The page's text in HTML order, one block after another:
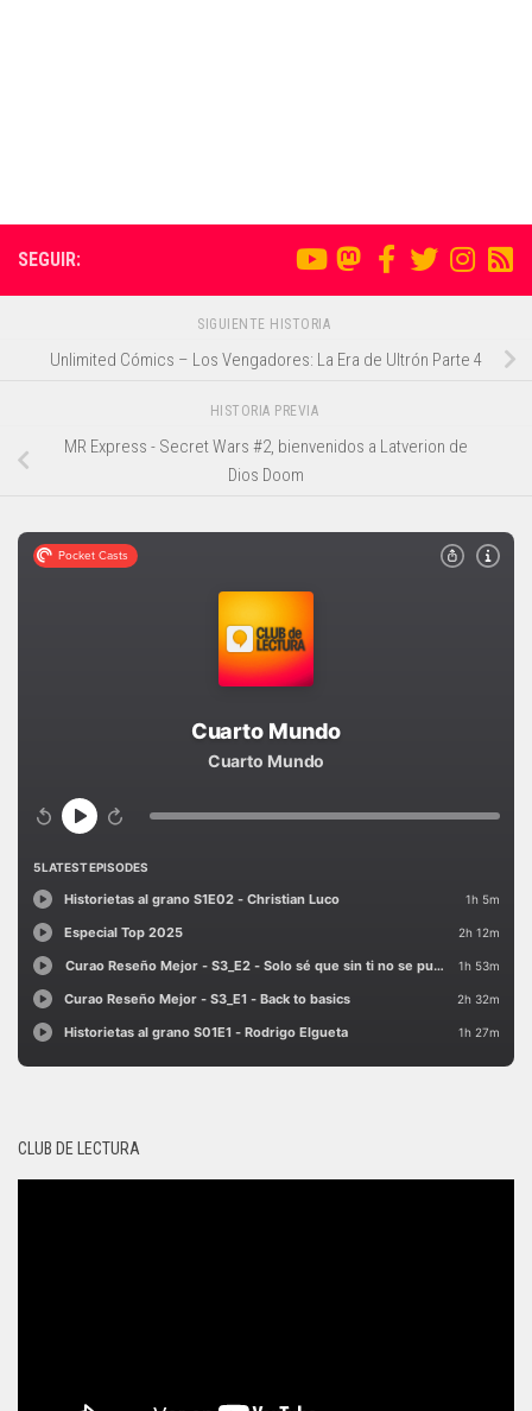
SEGUIR:
SIGUIENTE HISTORIA
Unlimited Cómics – Los Vengadores: La Era de Ultrón Parte 4
HISTORIA PREVIA
MR Express - Secret Wars #2, bienvenidos a Latverion de
Dios Doom
CLUB DE LECTURA